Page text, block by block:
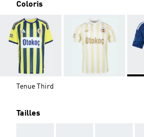
Coloris
Tenue Third
Tailles